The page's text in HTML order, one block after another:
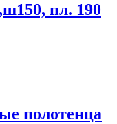
пл. 190
полотенца